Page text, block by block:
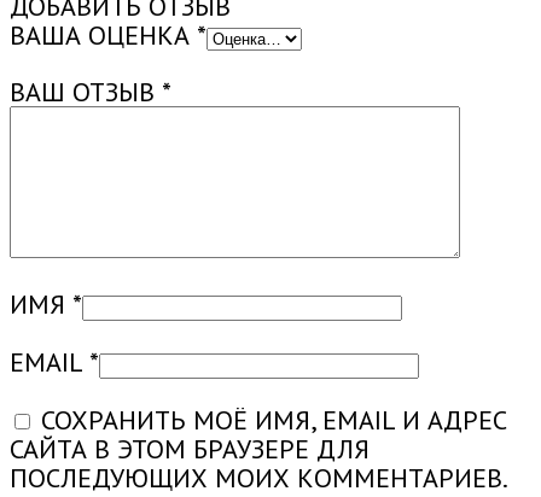
ПЕЧАТЬ)
ВАША ОЦЕНКА *
ВАШ ОТЗЫВ *
ИМЯ *
EMAIL *
СОХРАНИТЬ МОЁ ИМЯ, EMAIL И АДРЕС
САЙТА В ЭТОМ БРАУЗЕРЕ ДЛЯ
ПОСЛЕДУЮЩИХ МОИХ КОММЕНТАРИЕВ.